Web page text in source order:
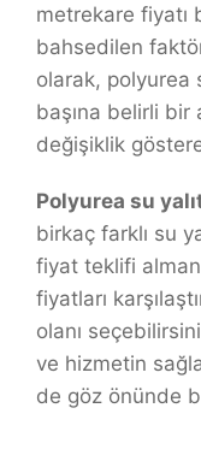
metrekare fiyatı
bahsedilen
olarak, polyurea
başına belirli bir
değişiklik
Polyurea su
birkaç farklı su
fiyat teklifi
fiyatları
olanı
ve hizmetin
de göz önünde